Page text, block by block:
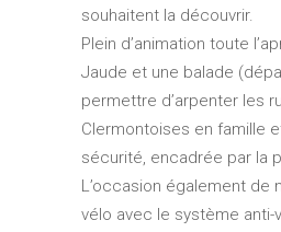
souhaitent la découvrir.
Plein d’animation toute
Jaude et une balade
permettre d’arpenter les
Clermontoises en famille
sécurité, encadrée par la
L’occasion également de
vélo avec le système